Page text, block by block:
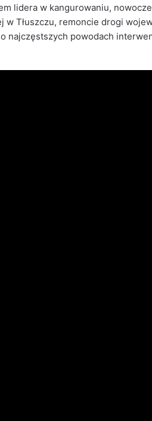
lidera w kangurowaniu,
w Tłuszczu, remoncie drogi
najczęstszych powodach